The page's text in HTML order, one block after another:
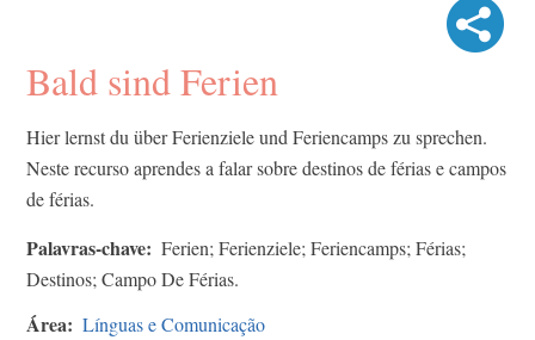
Bald sind Ferien
Hier lernst du über Ferienziele und Feriencamps zu sprechen.
Neste recurso aprendes a falar sobre destinos de férias e campos
de férias.
Palavras-chave
Ferien; Ferienziele; Feriencamps; Férias;
Destinos; Campo De Férias.
Área Línguas e Comunicação